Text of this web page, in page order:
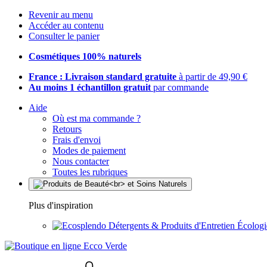
Revenir au menu
Accéder au contenu
Consulter le panier
Cosmétiques 100% naturels
France : Livraison standard gratuite à partir de 49,90 €
Au moins 1 échantillon gratuit par commande
Aide
Où est ma commande ?
Retours
Frais d'envoi
Modes de paiement
Nous contacter
Toutes les rubriques
Plus d'inspiration
Détergents & Produits d'Entretien